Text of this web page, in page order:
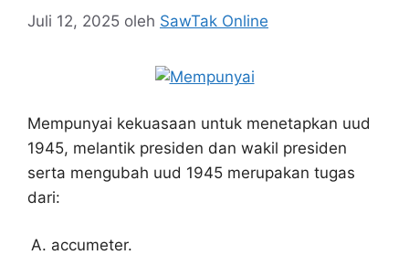
Juli 12, 2025 oleh SawTak Online
Mempunyai kekuasaan untuk menetapkan uud
1945, melantik presiden dan wakil presiden
serta mengubah uud 1945 merupakan tugas
dari:
accumeter.